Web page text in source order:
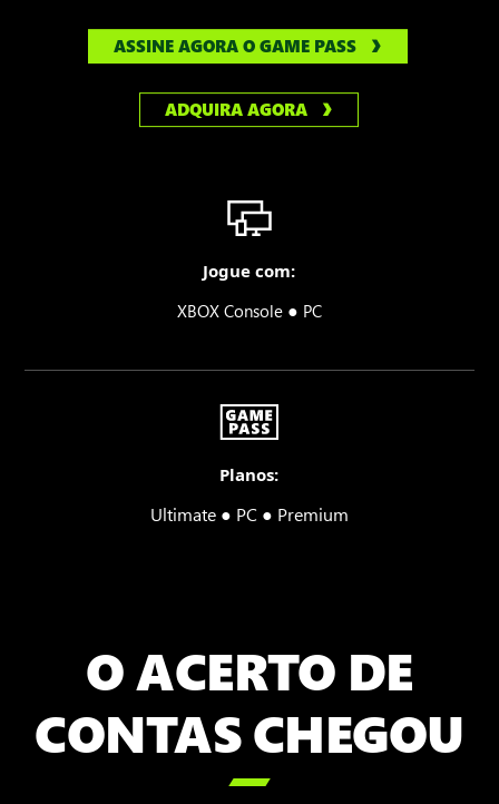
ASSINE AGORA O GAME PASS
ADQUIRA AGORA
Jogue com:
XBOX Console ● PC
Planos:
Ultimate ● PC ● Premium
O ACERTO DE
CONTAS CHEGOU
